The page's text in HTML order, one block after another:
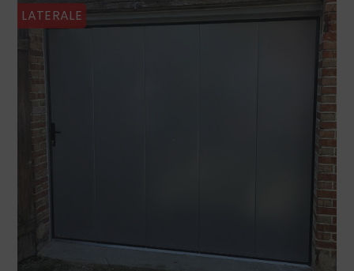
LATERALE